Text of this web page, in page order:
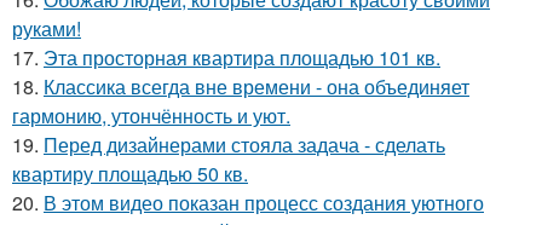
руками!
17. Эта просторная квартира площадью 101 кв.
18. Классика всегда вне времени - она объединяет
гармонию, утончённость и уют.
19. Перед дизайнерами стояла задача - сделать
квартиру площадью 50 кв.
20. В этом видео показан процесс создания уютного